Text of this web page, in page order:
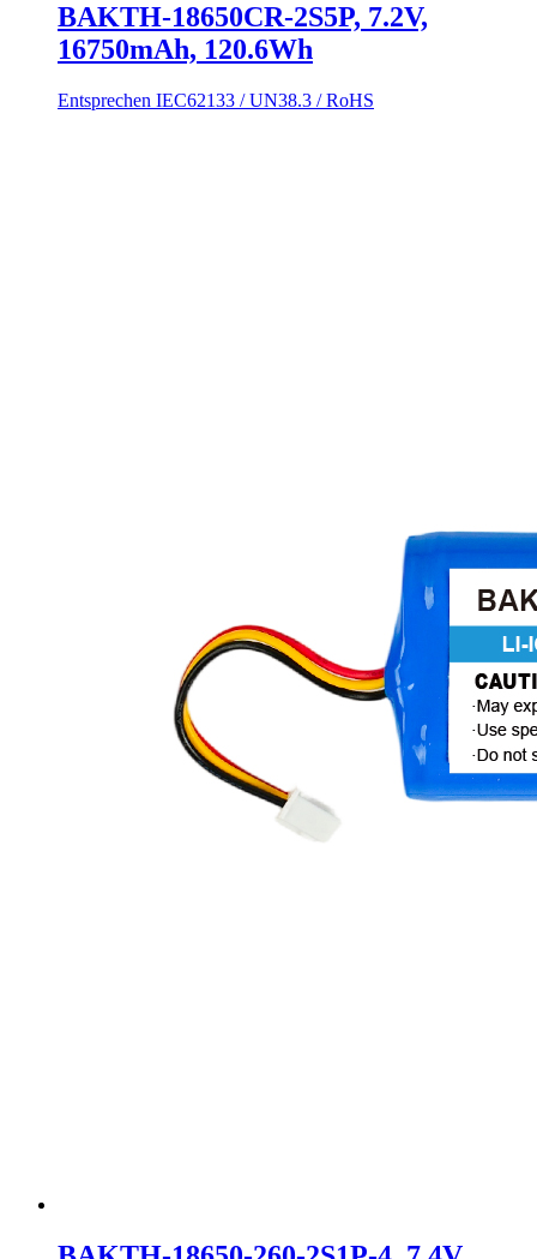
BAKTH-18650CR-2S5P, 7.2V,
16750mAh, 120.6Wh
Entsprechen IEC62133 / UN38.3 / RoHS